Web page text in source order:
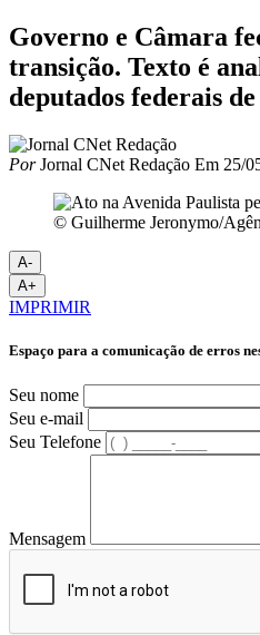
Governo e Câmara
transição. Texto é
deputados federais
PorJornal CNet Redação Em 25/
© Guilherme Jeronymo/
A-
A+
IMPRIMIR
Espaço para a comunicação de erros
Seu nome
Seu e-mail
Seu Telefone
Mensagem